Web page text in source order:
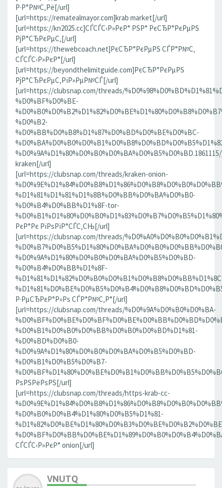
Р·Р°Р№С‚Рё[/url]
[url=https://rematealmayor.com]krab market[/url]
[url=https://kn2025.cc]СЃСЃС‹Р»РєР° РЅР° РєСЂР°РєРµРЅ
РјР°СЂРєРµС‚[/url]
[url=https://thewebcoach.net]РєСЂР°РєРµРЅ СЃР°Р№С‚
СЃСЃС‹Р»РєР°[/url]
[url=https://beyondthelimitguide.com]РєСЂР°РєРµРЅ
РјР°СЂРєРµС‚РїР»РµР№СЃ[/url]
[url=https://clubsnap.com/threads/
%D0%BF%D0%BE-
%D0%B2-
%D0%BB%D0%B8%D1%87%D0%BD%D0%BE%D0%BC-
kraken[/url]
[url=https://clubsnap.com/threads/kraken-onion-
%D1%81%D1%81%D1%8B%D0%BB%D0%BA%D0%B0-
%D0%B4%D0%BB%D1%8F-tor-
РєР°Рє РїРѕРїР°СЃС‚СЊ[/url]
[url=https://clubsnap.com/threads/
%D0%9A%D1%80%D0%B0%D0%BA%D0%B5%D0%BD-
%D0%B4%D0%BB%D1%8F-
Р·РµСЂРєР°Р»Рѕ СЃР°Р№С‚Р°[/url]
[url=https://clubsnap.com/threads/%D0%9A%D0%B0%D0%BA-
%D0%B1%D0%B0%D0%BB%D0%B0%D0%BD%D1%81-
%D0%BD%D0%B0-
%D0%9A%D1%80%D0%B0%D0%BA%D0%B5%D0%BD-
%D0%B1%D0%B5%D0%B7-
РѕРЅРёРѕРЅ[/url]
[url=https://clubsnap.com/threads/https-krab-cc-
%D0%B0%D0%B4%D1%80%D0%B5%D1%81-
СЃСЃС‹Р»РєР° onion[/url]
VNUTQ